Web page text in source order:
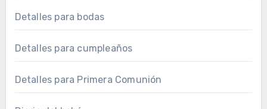
Detalles para bodas
Detalles para cumpleaños
Detalles para Primera Comunión